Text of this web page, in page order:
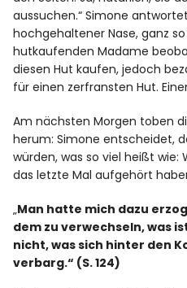
aussuchen.“ Simone
hochgehaltener Nase, ganz
hutkaufenden Madame
diesen Hut kaufen, jedoch
für einen zerfransten Hut.
Am nächsten Morgen toben
herum: Simone entscheidet,
würden, was so viel heißt wie:
das letzte Mal aufgehört
„Man hatte mich dazu
dem zu verwechseln, was
nicht, was sich hinter den
verbarg.“ (S. 124)